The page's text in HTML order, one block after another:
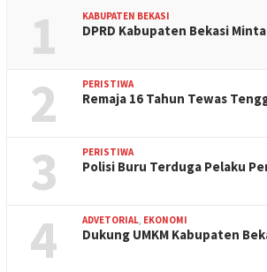
1 KABUPATEN BEKASI
DPRD Kabupaten Bekasi
2 PERISTIWA
Remaja 16 Tahun Tewas
3 PERISTIWA
Polisi Buru Terduga Pelaku
4 ADVETORIAL EKONOMI
Dukung UMKM Kabupaten